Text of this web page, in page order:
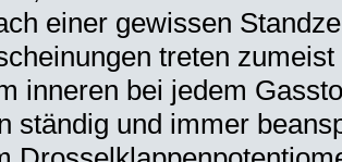
einer gewissen
treten
inneren bei jedem
ständig und immer